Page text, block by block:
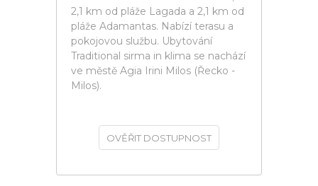
2,1 km od pláže Lagada a 2,1 km od
pláže Adamantas. Nabízí terasu a
pokojovou službu. Ubytování
Traditional sirma in klima se nachází
ve městě Agia Irini Milos (Řecko -
Milos).
OVĚŘIT DOSTUPNOST